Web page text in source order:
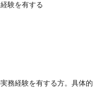
験を有する
務経験を有する方。具体的